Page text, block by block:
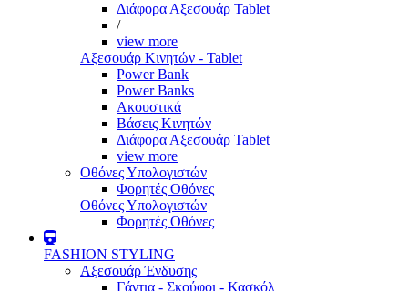
Διάφορα Αξεσουάρ Tablet
/
view more
Αξεσουάρ Κινητών - Tablet
Power Bank
Power Banks
Ακουστικά
Βάσεις Κινητών
Διάφορα Αξεσουάρ Tablet
view more
Οθόνες Υπολογιστών
Φορητές Οθόνες
Οθόνες Υπολογιστών
Φορητές Οθόνες
FASHION STYLING
Αξεσουάρ Ένδυσης
Γάντια - Σκούφοι - Κασκόλ